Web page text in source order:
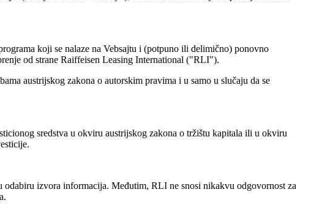
koji se nalaze na Vebsajtu i (potpuno ili delimično) ponovno
od strane Raiffeisen Leasing International ("RLI").
austrijskog zakona o autorskim pravima i u samo u slučaju da se
sredstva u okviru austrijskog zakona o tržištu kapitala ili u okviru
izvora informacija. Međutim, RLI ne snosi nikakvu odgovornost za